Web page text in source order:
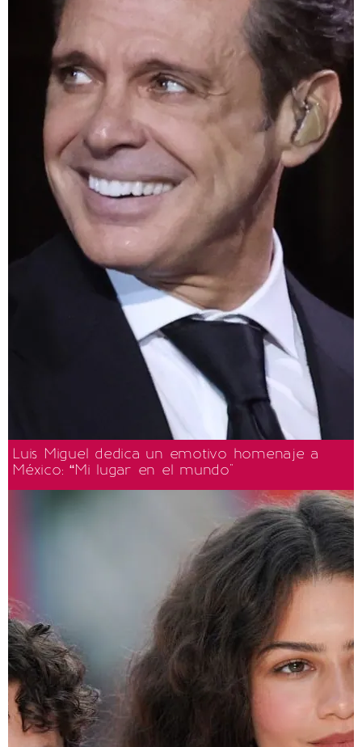
Luis Miguel dedica un emotivo homenaje a
México: “Mi lugar en el mundo"